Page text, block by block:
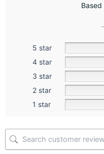
5 star
4 star
3 star
2 star
1 star